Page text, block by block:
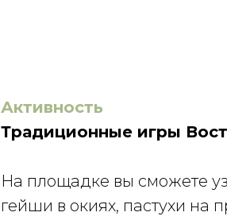
Активность
Традиционные игры
На площадке вы сможете
гейши в окиях, пастухи на